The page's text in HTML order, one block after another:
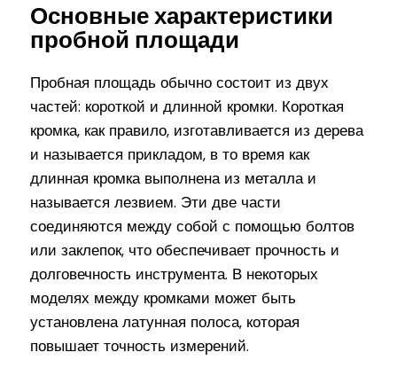
Основные характеристики
пробной площади
Пробная площадь обычно состоит из двух
частей: короткой и длинной кромки. Короткая
кромка, как правило, изготавливается из дерева
и называется прикладом, в то время как
длинная кромка выполнена из металла и
называется лезвием. Эти две части
соединяются между собой с помощью болтов
или заклепок, что обеспечивает прочность и
долговечность инструмента. В некоторых
моделях между кромками может быть
установлена латунная полоса, которая
повышает точность измерений.